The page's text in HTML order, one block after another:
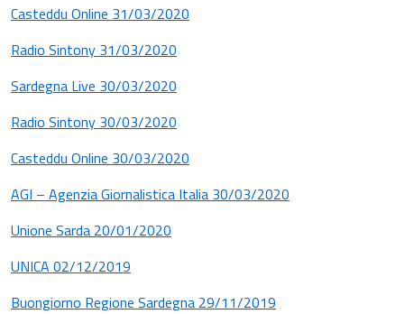
Casteddu Online 31/03/2020
Radio Sintony 31/03/2020
Sardegna Live 30/03/2020
Radio Sintony 30/03/2020
Casteddu Online 30/03/2020
AGI – Agenzia Giornalistica Italia 30/03/2020
Unione Sarda 20/01/2020
UNICA 02/12/2019
Buongiorno Regione Sardegna 29/11/2019